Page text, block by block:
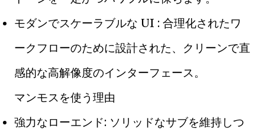
モダンでスケーラブルな UI : 合理化されたワ
ークフローのために設計された、クリーンで直
感的な高解像度のインターフェース。
マンモスを使う理由
強力なローエンド: ソリッドなサブを維持しつ